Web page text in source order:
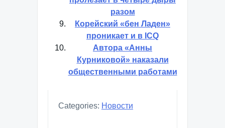
разом
Корейский «бен Ладен»
проникает и в ICQ
Автора «Анны
Курниковой» наказали
общественными работами
Categories: Новости